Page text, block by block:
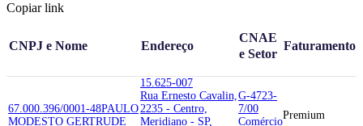
Copiar link
CNPJ e Nome Endereço
CNAE
e Setor
Faturamento
67.000.396/0001-48PAULO
MODESTO GERTRUDE
15.625-007
Rua Ernesto Cavalin,
2235 - Centro,
Meridiano - SP,
G-4723-
7/00
Comércio
Premium